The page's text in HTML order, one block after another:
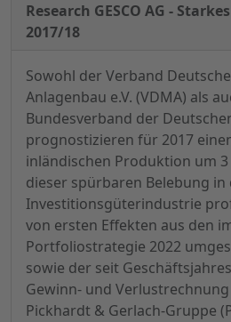
Research GESCO AG -
2017/18
Sowohl der Verband
Anlagenbau e.V. (VDMA) als
Bundesverband der
prognostizieren für 2017
inländischen Produktion um
dieser spürbaren Belebung in
Investitionsgüterindustrie
von ersten Effekten aus den
Portfoliostrategie 2022
sowie der seit
Gewinn- und
Pickhardt & Gerlach-Gruppe